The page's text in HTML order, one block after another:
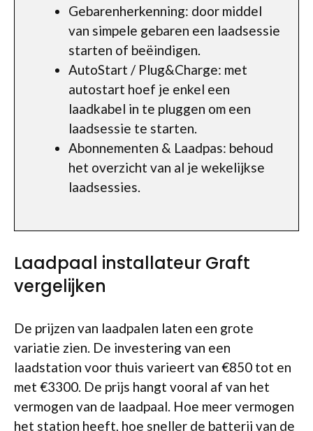
Gebarenherkenning: door middel
van simpele gebaren een laadsessie
starten of beëindigen.
AutoStart / Plug&Charge: met
autostart hoef je enkel een
laadkabel in te pluggen om een
laadsessie te starten.
Abonnementen & Laadpas: behoud
het overzicht van al je wekelijkse
laadsessies.
Laadpaal installateur Graft
vergelijken
De prijzen van laadpalen laten een grote
variatie zien. De investering van een
laadstation voor thuis varieert van €850 tot en
met €3300. De prijs hangt vooral af van het
vermogen van de laadpaal. Hoe meer vermogen
het station heeft, hoe sneller de batterij van de